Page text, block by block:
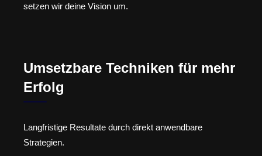
setzen wir deine Vision um.
Umsetzbare Techniken für mehr
Erfolg
Langfristige Resultate durch direkt anwendbare
Strategien.